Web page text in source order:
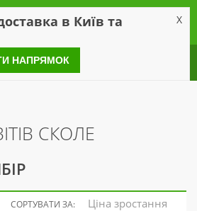
СКОЛЕ
СОРТУВАТИ ЗА: Ціна зростання
в Київ та X
НАПРЯМОК